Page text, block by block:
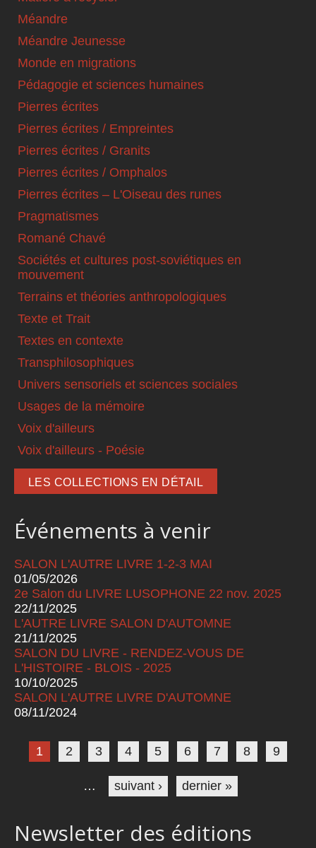
Méandre
Méandre Jeunesse
Monde en migrations
Pédagogie et sciences humaines
Pierres écrites
Pierres écrites / Empreintes
Pierres écrites / Granits
Pierres écrites / Omphalos
Pierres écrites – L'Oiseau des runes
Pragmatismes
Romané Chavé
Sociétés et cultures post-soviétiques en
mouvement
Terrains et théories anthropologiques
Texte et Trait
Textes en contexte
Transphilosophiques
Univers sensoriels et sciences sociales
Usages de la mémoire
Voix d'ailleurs
Voix d'ailleurs - Poésie
LES COLLECTIONS EN DÉTAIL
Événements à venir
SALON L'AUTRE LIVRE 1-2-3 MAI
01/05/2026
2e Salon du LIVRE LUSOPHONE 22 nov. 2025
22/11/2025
L'AUTRE LIVRE SALON D'AUTOMNE
21/11/2025
SALON DU LIVRE - RENDEZ-VOUS DE
L'HISTOIRE - BLOIS - 2025
10/10/2025
SALON L'AUTRE LIVRE D'AUTOMNE
08/11/2024
Pages
1 2 3 4 5 6 7 8 9
… suivant › dernier »
Newsletter des éditions